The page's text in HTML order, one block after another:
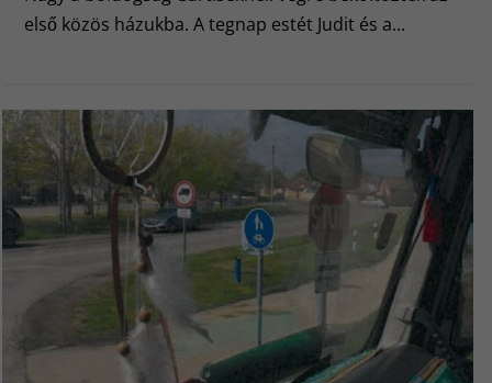
első közös házukba. A tegnap estét Judit és a...